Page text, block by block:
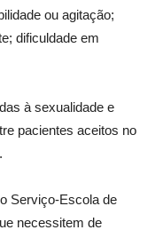
ou agitação;
dificuldade em
à sexualidade e
pacientes aceitos no
Serviço-Escola de
necessitem de